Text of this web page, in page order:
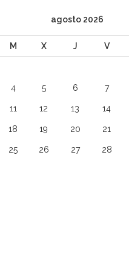
agosto 2026
M X J V
4 5 6 7
11 12 13 14
18 19 20 21
25 26 27 28